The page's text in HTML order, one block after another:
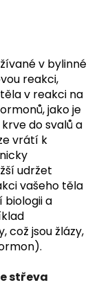
v bylinné
reakci,
v reakci na
jako je
do svalů a
vrátí k
udržet
vašeho těla
biologii a
což jsou žlázy,
střeva